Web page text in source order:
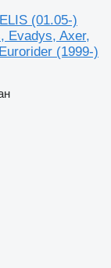
(01.05-)
Evadys, Axer,
(1999-)